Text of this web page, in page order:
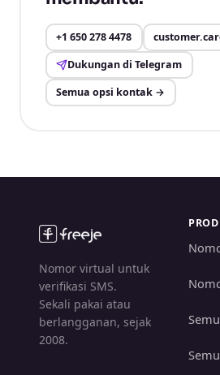
+1 650 278 4478
Dukungan di Telegram
Semua opsi kontak →
Nomor virtual untuk
verifikasi SMS.
Sekali pakai atau
berlangganan, sejak
2008.